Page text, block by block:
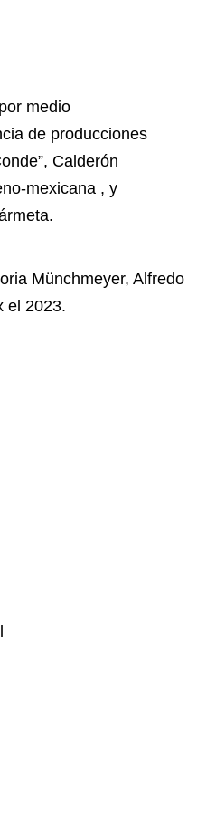
medio
de producciones
Calderón
mexicana , y
Münchmeyer, Alfredo
el 2023.